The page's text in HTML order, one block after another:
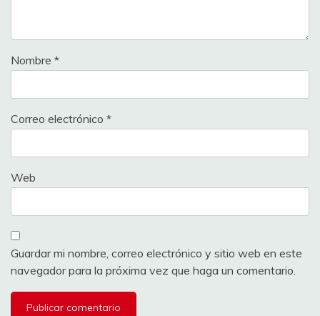
Nombre *
Correo electrónico *
Web
Guardar mi nombre, correo electrónico y sitio web en este
navegador para la próxima vez que haga un comentario.